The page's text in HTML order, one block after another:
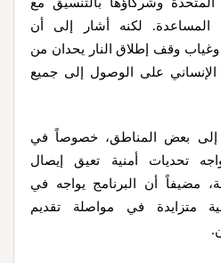
المتحدة وشركاؤها بالتنسيق مع
المساعدة. لكنه أشار إلى أن
وغياب وقف إطلاق النار يحدان من
الإنساني على الوصول إلى جميع
بعض المناطق، خصوصاً في
تحديات أمنية تعيق إيصال
مضيفاً أن البرنامج يواجه في
متزايدة في مواصلة تقديم